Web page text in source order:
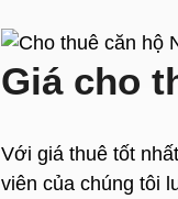
Giá cho
Với giá thuê tốt
viên của chúng tôi